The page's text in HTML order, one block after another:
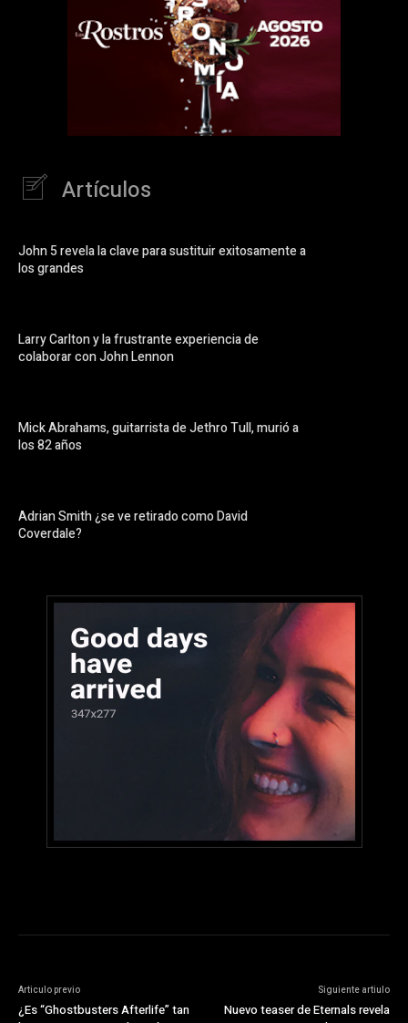
Artículos
John 5 revela la clave para sustituir exitosamente a
los grandes
Larry Carlton y la frustrante experiencia de
colaborar con John Lennon
Mick Abrahams, guitarrista de Jethro Tull, murió a
los 82 años
Adrian Smith ¿se ve retirado como David
Coverdale?
Articulo previo
¿Es “Ghostbusters Afterlife” tan
Siguiente artiulo
Nuevo teaser de Eternals revela